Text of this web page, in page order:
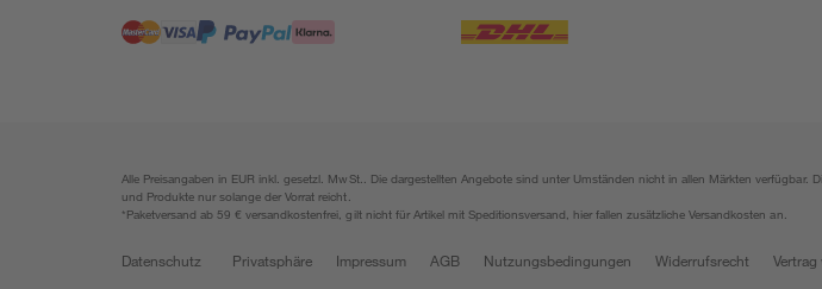
Alle Preisangaben in EUR inkl. gesetzl. MwSt.. Die dargestellten Angebote sind unter Umständen nicht in allen Märkten
und Produkte nur solange der Vorrat reicht.
*Paketversand ab 59 € versandkostenfrei, gilt nicht für Artikel mit Speditionsversand, hier fallen zusätzliche Versandkosten an.
Datenschutz Privatsphäre Impressum AGB Nutzungsbedingungen Widerrufsrecht